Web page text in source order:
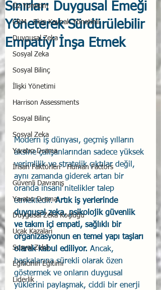
Öz Yönetim
CRM - Ekip Kaynak Yönetimi
Duygusal Zeka
Sosyal Zeka
Sosyal Bilinç
İlişki Yönetimi
Harrison Assessments
Sosyal Bilinç
Sosyal Zeka
Yaratıcı Drama
İnsan Faktörleri - Human Factors
Güvenli Davranış
Yaratıcı Drama
Duygusal Zeka Koçluğu
Uçak Kazaları
Sosyal Zekâ
Eğiticinin Eğitimi
Liderlik
Sınırlar: Duygusal Emeği
Yöneterek Sürdürülebilir
Empatiyi İnşa Etmek
Modern iş dünyası, geçmiş yılların
aksine çalışanlarından sadece yüksek
verimlilik ve stratejik çıktılar değil,
aynı zamanda giderek artan bir
oranda insani nitelikler talep
etmektedir. Artık iş yerlerinde
duygusal zeka, psikolojik güvenlik
ve takım içi empati, sağlıklı bir
organizasyonun en temel yapı taşları
olarak kabul ediliyor. Ancak,
başkalarına sürekli olarak özen
göstermek ve onların duygusal
yüklerini paylaşmak, ciddi bir enerji